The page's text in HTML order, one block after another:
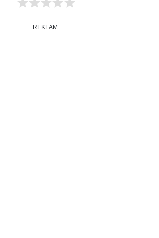
REKLAM